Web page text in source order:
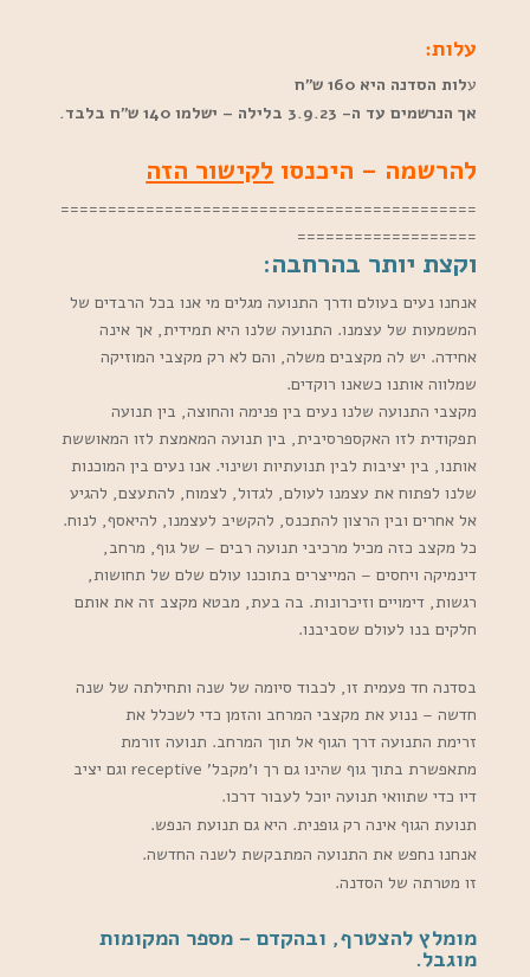
עלות:
עלות הסדנה היא 160 ש”ח
אך הנרשמים עד ה- 3.9.23 בלילה – ישלמו 140 ש”ח בלבד.
להרשמה – היכנסו לקישור הזה
============================================
===================
וקצת יותר בהרחבה:
אנחנו נעים בעולם ודרך התנועה מגלים מי אנו בכל הרבדים של
המשמעות של עצמנו. התנועה שלנו היא תמידית, אך אינה
אחידה. יש לה מקצבים משלה, והם לא רק מקצבי המוזיקה
שמלווה אותנו כשאנו רוקדים.
מקצבי התנועה שלנו נעים בין פנימה והחוצה, בין תנועה
תפקודית לזו האקספרסיבית, בין תנועה המאמצת לזו המאוששת
אותנו, בין יציבות לבין תנועתיות ושינוי. אנו נעים בין המוכנות
שלנו לפתוח את עצמנו לעולם, לגדול, לצמוח, להתעצם, להגיע
אל אחרים ובין הרצון להתכנס, להקשיב לעצמנו, להיאסף, לנוח.
כל מקצב כזה מכיל מרכיבי תנועה רבים – של גוף, מרחב,
דינמיקה ויחסים – המייצרים בתוכנו עולם שלם של תחושות,
רגשות, דימויים וזיכרונות. בה בעת, מבטא מקצב זה את אותם
חלקים בנו לעולם שסביבנו.
בסדנה חד פעמית זו, לכבוד סיומה של שנה ותחילתה של שנה
חדשה – ננוע את מקצבי המרחב והזמן כדי לשכלל את
זרימת התנועה דרך הגוף אל תוך המרחב. תנועה זורמת
מתאפשרת בתוך גוף שהינו גם רך ו’מקבל’ receptive וגם יציב
דיו כדי שתוואי תנועה יוכל לעבור דרכו.
תנועת הגוף אינה רק גופנית. היא גם תנועת הנפש.
אנחנו נחפש את התנועה המתבקשת לשנה החדשה.
זו מטרתה של הסדנה.
מומלץ להצטרף, ובהקדם – מספר המקומות
מוגבל.